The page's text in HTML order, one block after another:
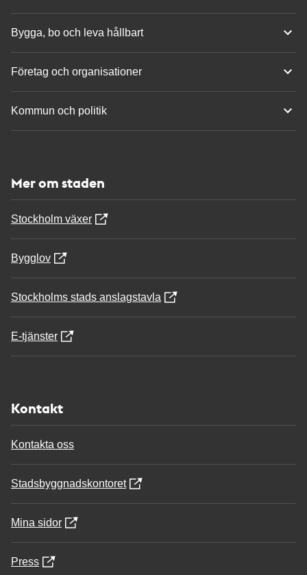
Bygga, bo och leva hållbart
Företag och organisationer
Kommun och politik
Mer om staden
Stockholm växer
Bygglov
Stockholms stads anslagstavla
E-tjänster
Kontakt
Kontakta oss
Stadsbyggnadskontoret
Mina sidor
Press